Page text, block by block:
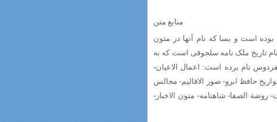
منابع متن‏
بوده است و بسا که نام آنها در متون
تاریخ ملک‏ نامه سلجوقى است که به
نام برده است: اعمال الاعیان‏-
حافظ ابرو- صور الاقالیم‏- مجالس
روضة الصفا- شاهنامه‏- متون الاخبار-